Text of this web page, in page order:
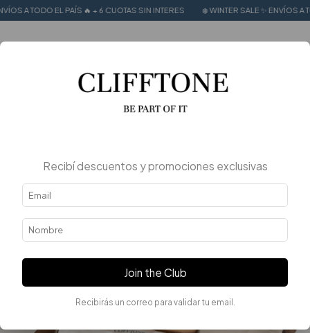
A TODO EL PAÍS 🔥 + 6 CUOTAS SIN INTERES ❄️ WINTER SALE ✨ ENVÍOS A
Recibí descuentos y promociones exclusivas
Join the Club
Recibirás un correo para validar tu email.